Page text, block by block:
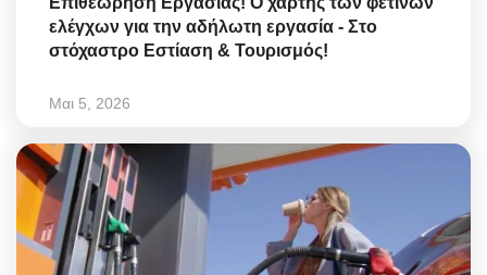
ελέγχων για την αδήλωτη εργασία - Στο
στόχαστρο Εστίαση & Τουρισμός!
Μαι 5, 2026